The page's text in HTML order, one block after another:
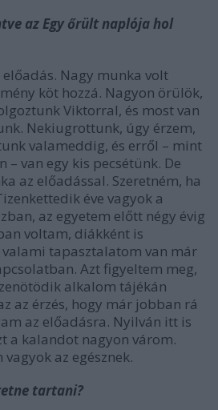
az Egy őrült naplója hol
Nagy munka volt
köt hozzá. Nagyon örülök,
Viktorral, és most van
Nekiugrottunk, úgy érzem,
valameddig, és erről – mint
van egy kis pecsétünk. De
az előadással. Szeretném, ha
éve vagyok a
az egyetem előtt négy évig
voltam, diákként is
tapasztalatom van már
Azt figyeltem meg,
alkalom tájékán
az érzés, hogy már jobban rá
az előadásra. Nyilván itt is
a kalandot nagyon várom.
az egésznek.
tartani?